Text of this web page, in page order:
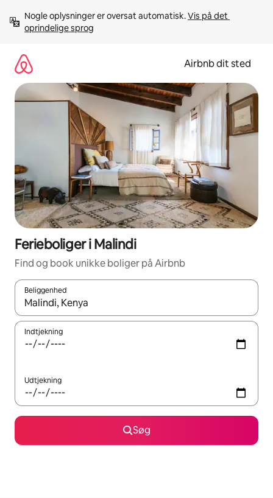
videre
Nogle oplysninger er oversat automatisk. Vis på det
oprindelige sprog
Airbnb dit sted
Ferieboliger i Malindi
Find og book unikke boliger på Airbnb
Beliggenhed
Når resultaterne er tilgængelige, skal du navigere med
Indtjekning
Udtjekning
Søg